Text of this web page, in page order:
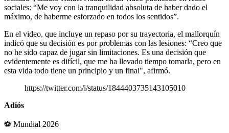
sociales: “Me voy con la tranquilidad absoluta de haber dado el
máximo, de haberme esforzado en todos los sentidos”.
En el video, que incluye un repaso por su trayectoria, el mallorquín
indicó que su decisión es por problemas con las lesiones: “Creo que
no he sido capaz de jugar sin limitaciones. Es una decisión que
evidentemente es difícil, que me ha llevado tiempo tomarla, pero en
esta vida todo tiene un principio y un final", afirmó.
https://twitter.com/i/status/1844403735143105010
Adiós
⚽ Mundial 2026